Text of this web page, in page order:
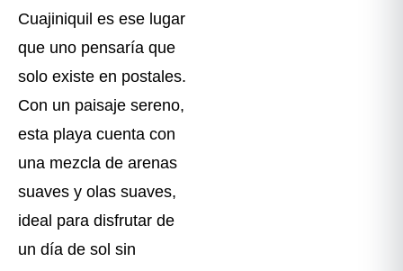
Cuajiniquil es ese lugar
que uno pensaría que
solo existe en postales.
Con un paisaje sereno,
esta playa cuenta con
una mezcla de arenas
suaves y olas suaves,
ideal para disfrutar de
un día de sol sin